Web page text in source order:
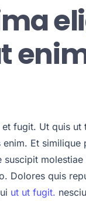
fugit. Ut quis ut
Et similique
suscipit
Dolores quis
ut ut fugit.